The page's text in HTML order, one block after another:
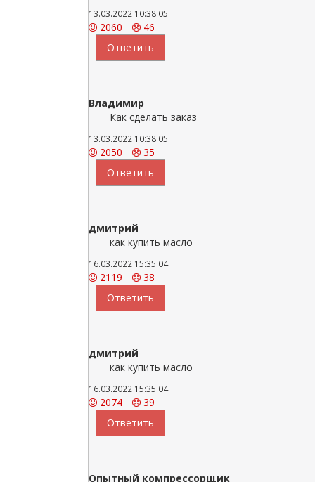
13.03.2022 10:38:05
2060
46
Ответить
Владимир
Как сделать заказ
13.03.2022 10:38:05
2050
35
Ответить
дмитрий
как купить масло
16.03.2022 15:35:04
2119
38
Ответить
дмитрий
как купить масло
16.03.2022 15:35:04
2074
39
Ответить
Опытный компрессорщик